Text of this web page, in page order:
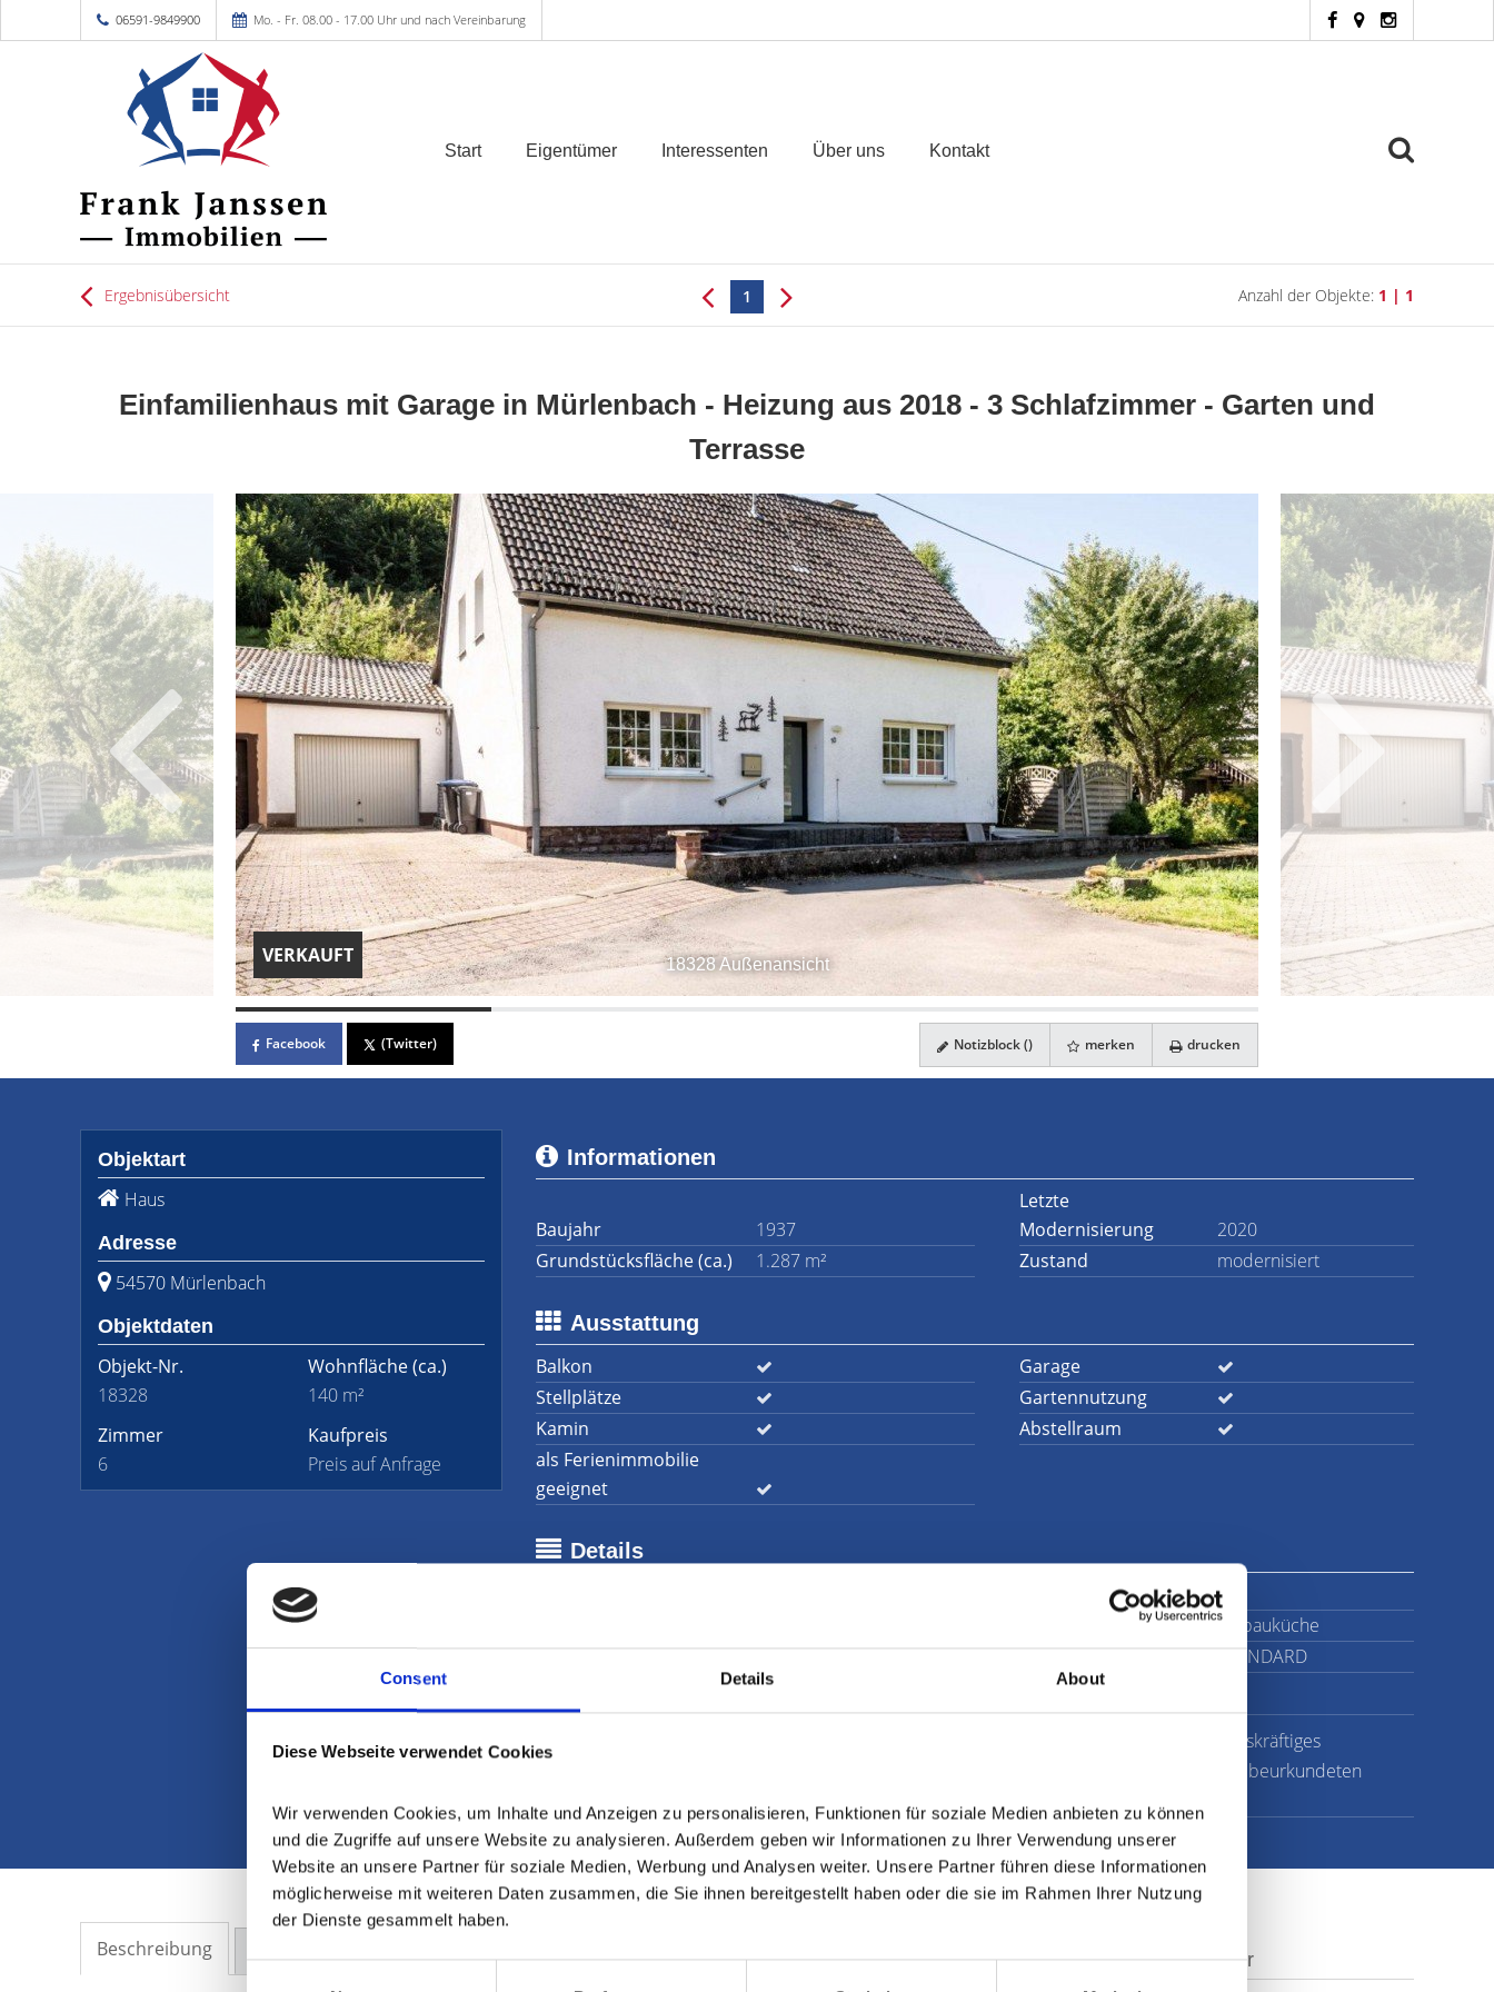
Consent Details About
Diese Webseite verwendet Cookies
Wir verwenden Cookies, um Inhalte und Anzeigen zu personalisieren, Funktionen für soziale Medien anbieten zu können
und die Zugriffe auf unsere Website zu analysieren. Außerdem geben wir Informationen zu Ihrer Verwendung unserer
Website an unsere Partner für soziale Medien, Werbung und Analysen weiter. Unsere Partner führen diese Informationen
möglicherweise mit weiteren Daten zusammen, die Sie ihnen bereitgestellt haben oder die sie im Rahmen Ihrer Nutzung
der Dienste gesammelt haben.
Consent
06591-9849900 Mo. - Fr. 08.00 - 17.00 Uhr und nach Vereinbarung
Start Eigentümer Interessenten Über uns Kontakt
Ergebnisübersicht 1 Anzahl der Objekte: 1 | 1
Einfamilienhaus mit Garage in Mürlenbach - Heizung aus 2018 - 3 Schlafzimmer - Garten und
Terrasse
18328 Außenansicht
VERKAUFT
Facebook (Twitter) Notizblock () merken drucken
Objektart
Haus
Adresse
54570 Mürlenbach
Objektdaten
Objekt-Nr.
18328
Wohnfläche(ca.)
140 m²
Zimmer
6
Kaufpreis
Preis auf Anfrage
Informationen
Baujahr 1937
Letzte
Modernisierung
2020
Grundstücksfläche (ca.)
1.287 m² Zustand modernisiert
Ausstattung
Balkon
Garage
Stellplätze
Gartennutzung
Kamin
Abstellraum
als Ferienimmobilie
geeignet
Details
Schlafzimmer
3
Einbauküche
Bodenbelag
Fliesen, Laminat Ausstattung
STANDARD
Maklerprovision inkl. USt. Diese ist nach Abschluss eines rechtskräftiges
Kaufvertrages zur Zahlung fällig. Die Maklerprovision wird vom beurkundeten
Kaufpreis berechnet.
Beschreibung Ansprechpartner